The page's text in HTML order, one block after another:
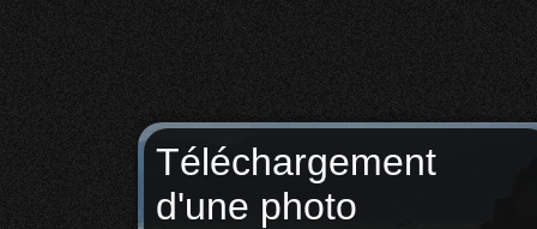
Téléchargement
d'une photo